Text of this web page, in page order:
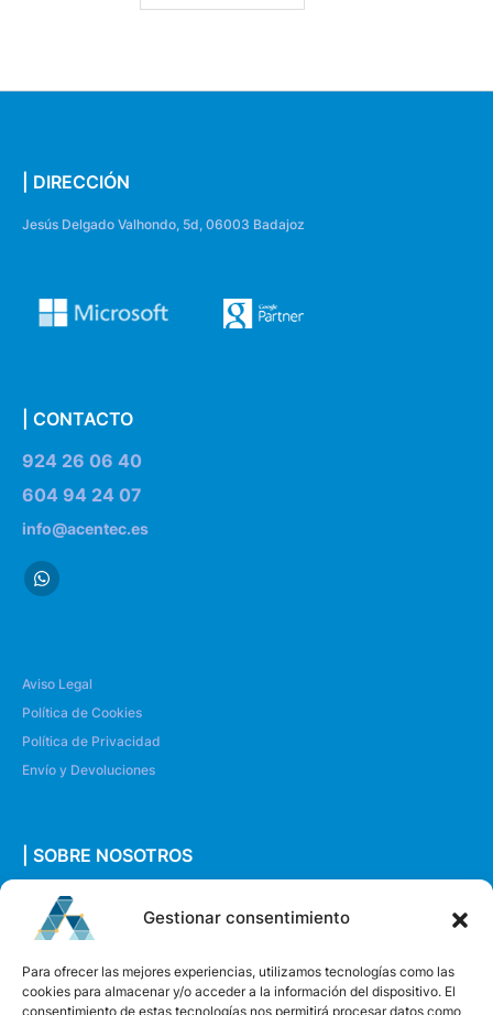
Gestionar consentimiento
Para ofrecer las mejores experiencias, utilizamos tecnologías como las
cookies para almacenar y/o acceder a la información del dispositivo. El
consentimiento de estas tecnologías nos permitirá procesar datos como
| DIRECCIÓN
Jesús Delgado Valhondo, 5d, 06003 Badajoz
| CONTACTO
924 26 06 40
604 94 24 07
info@acentec.es
Aviso Legal
Política de Cookies
Política de Privacidad
Envío y Devoluciones
| SOBRE NOSOTROS
Quiénes somos
Envíanos un mensaje